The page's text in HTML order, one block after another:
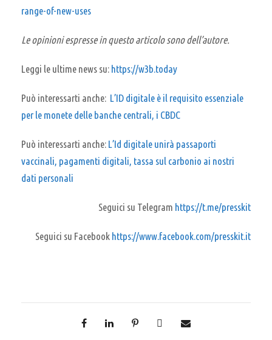
range-of-new-uses
Le opinioni espresse in questo articolo sono dell’autore.
Leggi le ultime news su: https://w3b.today
Può interessarti anche: L’ID digitale è il requisito essenziale
per le monete delle banche centrali, i CBDC
Può interessarti anche: L’Id digitale unirà passaporti
vaccinali, pagamenti digitali, tassa sul carbonio ai nostri
dati personali
Seguici su Telegram https://t.me/presskit
Seguici su Facebook https://www.facebook.com/presskit.it